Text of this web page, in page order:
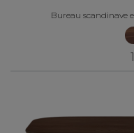
Bureau scandinave